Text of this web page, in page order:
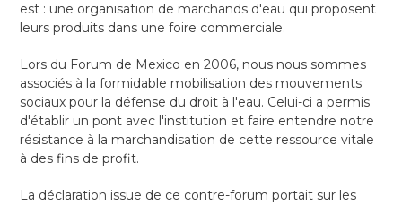
est : une organisation de marchands d'eau qui proposent
leurs produits dans une foire commerciale.
Lors du Forum de Mexico en 2006, nous nous sommes
associés à la formidable mobilisation des mouvements
sociaux pour la défense du droit à l'eau. Celui-ci a permis
d'établir un pont avec l'institution et faire entendre notre
résistance à la marchandisation de cette ressource vitale
à des fins de profit.
La déclaration issue de ce contre-forum portait sur les